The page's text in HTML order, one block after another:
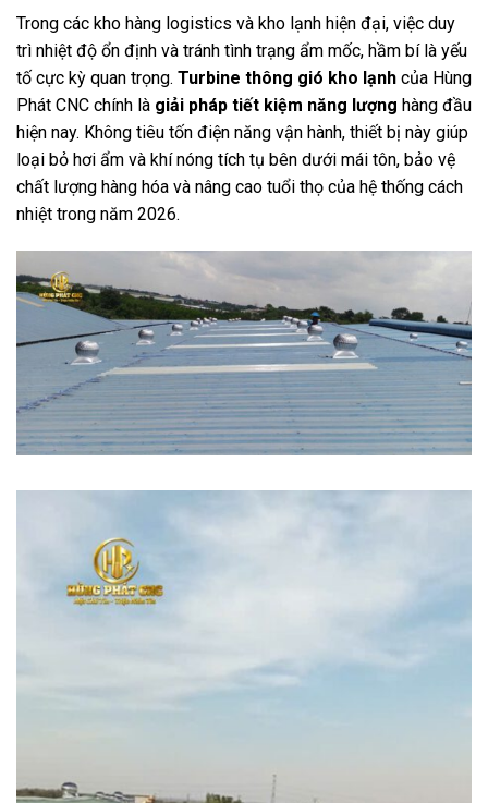
Trong các kho hàng logistics và kho lạnh hiện đại, việc duy
trì nhiệt độ ổn định và tránh tình trạng ẩm mốc, hầm bí là yếu
tố cực kỳ quan trọng. Turbine thông gió kho lạnh của Hùng
Phát CNC chính là giải pháp tiết kiệm năng lượng hàng đầu
hiện nay. Không tiêu tốn điện năng vận hành, thiết bị này giúp
loại bỏ hơi ẩm và khí nóng tích tụ bên dưới mái tôn, bảo vệ
chất lượng hàng hóa và nâng cao tuổi thọ của hệ thống cách
nhiệt trong năm 2026.